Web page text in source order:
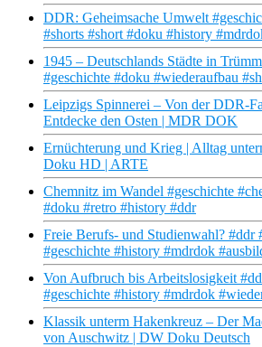
DDR: Geheimsache Umwelt
#shorts #short #doku #history
1945 – Deutschlands Städte in
#geschichte #doku #wiederaufbau
Leipzigs Spinnerei – Von der DDR-
Entdecke den Osten | MDR DOK
Ernüchterung und Krieg | Alltag
Doku HD | ARTE
Chemnitz im Wandel #geschichte
#doku #retro #history #ddr
Freie Berufs- und Studienwahl? #ddr
#geschichte #history #mdrdok
Von Aufbruch bis Arbeitslosigkeit
#geschichte #history #mdrdok
Klassik unterm Hakenkreuz – Der
von Auschwitz | DW Doku Deutsch